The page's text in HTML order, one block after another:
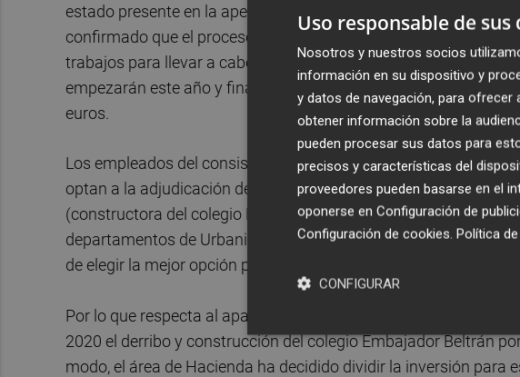
estado presente en la apertura de plicas junto a los técnicos de
confirmado que el proceso administrativo de adjudicación
trabajos para llevar a cabo esta actuación, integrada en el
empezarán este año y finalizarán durante el 2022 con una
euros.
Los empleados del consistorio han comunicado al equipo de
optan a la adjudicación de los trabajos: Acciona Construcción,
(constructora del colegio Regina Violant), Becsa, Gimecons y
departamentos de Urbanismo, Contratación e Intervención,
de elegir la mejor opción para los intereses de la comunidad
Por lo que respecta al apartado económico, el Ayuntamiento de
2020 el derribo y construcción del colegio Embajador Beltrán
modo, el área de Hacienda ha decidido dividir la inversión para
Uso responsable de sus
Nosotros y nuestros socios
información en su dispositivo y
y datos de navegación, para
obtener información sobre la
pueden procesar sus datos para
precisos y características del
proveedores pueden basarse en el
oponerse en Configuración de
Configuración de cookies. Política
CONFIGURAR